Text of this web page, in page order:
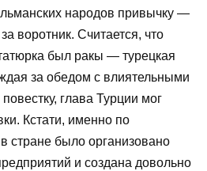
народов привычку —
воротник. Считается, что
был ракы — турецкая
за обедом с влиятельными
глава Турции мог
Кстати, именно по
стране было организовано
и создана довольно